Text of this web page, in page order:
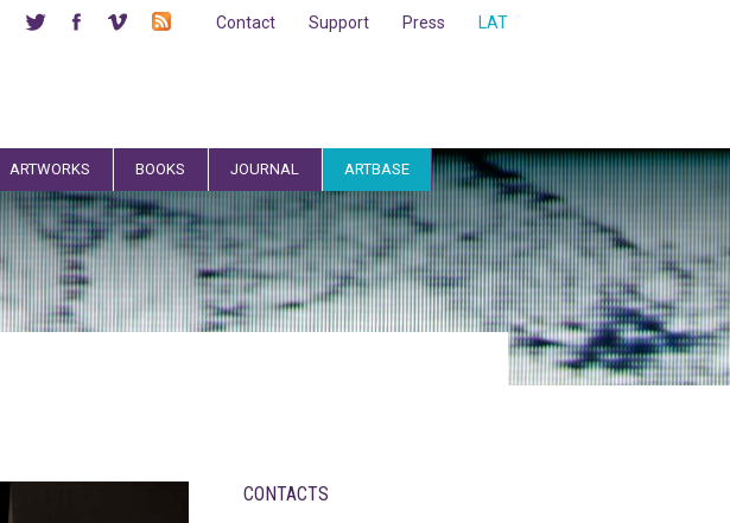
LAT
Press
Support
Contact
ARTWORKS BOOKS JOURNAL ARTBASE
CONTACTS